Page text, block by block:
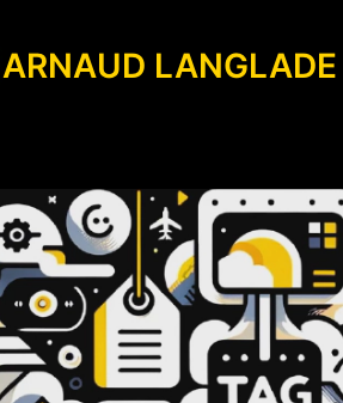
ARNAUD LANGLADE